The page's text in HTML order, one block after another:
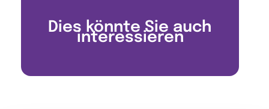
Dies könnte Sie auch
interessieren